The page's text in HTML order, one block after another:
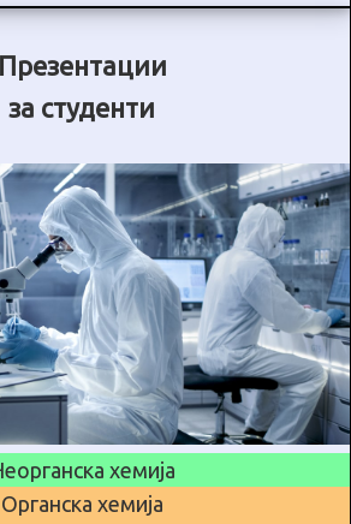
Презентации
за студенти
хемија
Органска хемија